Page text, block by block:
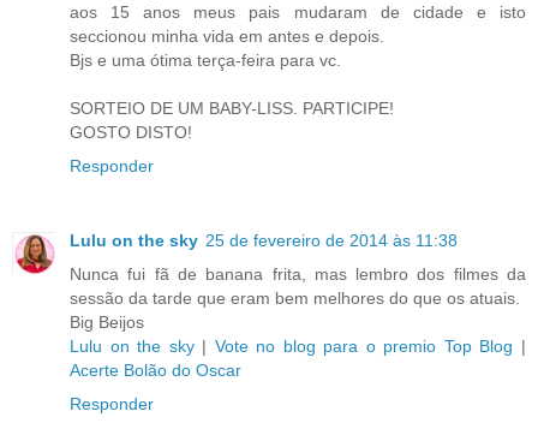
aos 15 anos meus pais mudaram de cidade e isto
seccionou minha vida em antes e depois.
Bjs e uma ótima terça-feira para vc.
SORTEIO DE UM BABY-LISS. PARTICIPE!
GOSTO DISTO!
Responder
Lulu on the sky 25 de fevereiro de 2014 às 11:38
Nunca fui fã de banana frita, mas lembro dos filmes da
sessão da tarde que eram bem melhores do que os atuais.
Big Beijos
Lulu on the sky| Vote no blog para o premio Top Blog |
Acerte Bolão do Oscar
Responder